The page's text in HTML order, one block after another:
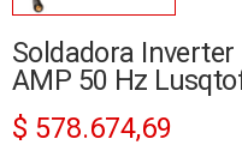
Soldadora
AMP 50 Hz
$ 578.674,69